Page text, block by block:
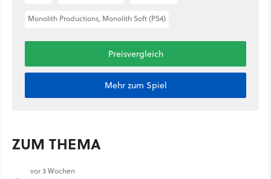
Monolith Productions, Monolith Soft (PS4)
Preisvergleich
Mehr zum Spiel
ZUM THEMA
vor 3 Wochen